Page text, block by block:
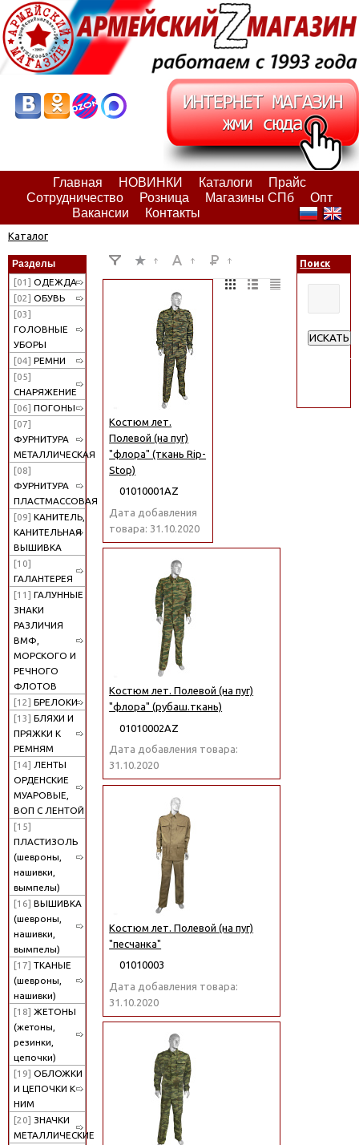
Главная НОВИНКИ Каталоги
Прайс
Сотрудничество
Розница Магазины СПб
Опт
Вакансии
Контакты
Каталог
Разделы
[01] ОДЕЖДА
[02] ОБУВЬ
[03]
ГОЛОВНЫЕ
УБОРЫ
[04] РЕМНИ
[05]
СНАРЯЖЕНИЕ
[06] ПОГОНЫ
[07]
ФУРНИТУРА
МЕТАЛЛИЧЕСКАЯ
[08]
ФУРНИТУРА
ПЛАСТМАССОВАЯ
[09] КАНИТЕЛЬ,
КАНИТЕЛЬНАЯ
ВЫШИВКА
[10]
ГАЛАНТЕРЕЯ
[11] ГАЛУННЫЕ
ЗНАКИ
РАЗЛИЧИЯ
ВМФ,
МОРСКОГО И
РЕЧНОГО
ФЛОТОВ
[12] БРЕЛОКИ
[13] БЛЯХИ И
ПРЯЖКИ К
РЕМНЯМ
[14] ЛЕНТЫ
ОРДЕНСКИЕ
МУАРОВЫЕ,
ВОП С ЛЕНТОЙ
[15]
ПЛАСТИЗОЛЬ
(шевроны,
нашивки,
вымпелы)
[16] ВЫШИВКА
(шевроны,
нашивки,
вымпелы)
[17] ТКАНЫЕ
(шевроны,
нашивки)
[18] ЖЕТОНЫ
(жетоны,
резинки,
цепочки)
[19] ОБЛОЖКИ
И ЦЕПОЧКИ К
НИМ
[20] ЗНАЧКИ
МЕТАЛЛИЧЕСКИЕ
Костюм лет.
Полевой (на пуг)
"флора" (ткань Rip-
Stop)
01010001АZ
Дата добавления
товара: 31.10.2020
Костюм лет. Полевой (на пуг)
"флора" (рубаш.ткань)
01010002АZ
Дата добавления товара:
31.10.2020
Костюм лет. Полевой (на пуг)
"песчанка"
01010003
Дата добавления товара:
31.10.2020
Поиск
ИСКАТЬ